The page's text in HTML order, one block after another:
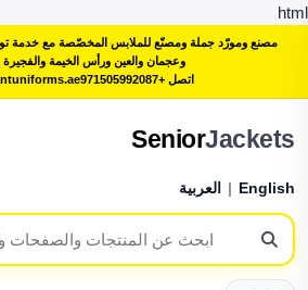
html
مصنع ومورّد جملة ومصنّع للملابس المخصّصة مع خدمة
وعجمان والعين ورأس الخيمة والفجيرة
اتصل +971505992087
SeniorJackets
English
| العربية